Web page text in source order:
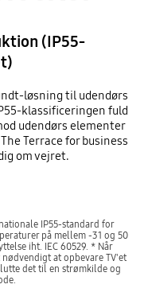
(IP55-
løsning til udendørs
klassificeringen fuld
udendørs elementer
Terrace for business
om vejret.
IP55-standard for
på mellem -31 og 50
iht. IEC 60529. * Når
at opbevare TV'et
det til en strømkilde og